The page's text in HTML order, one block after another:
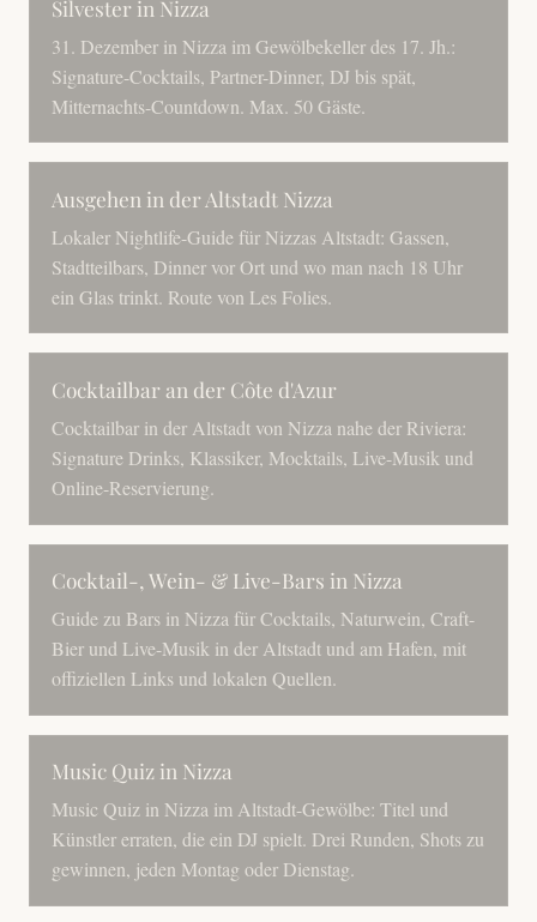
Silvester in Nizza
31. Dezember in Nizza im Gewölbekeller des 17. Jh.:
Signature-Cocktails, Partner-Dinner, DJ bis spät,
Mitternachts-Countdown. Max. 50 Gäste.
Ausgehen in der Altstadt Nizza
Lokaler Nightlife-Guide für Nizzas Altstadt: Gassen,
Stadtteilbars, Dinner vor Ort und wo man nach 18 Uhr
ein Glas trinkt. Route von Les Folies.
Cocktailbar an der Côte d'Azur
Cocktailbar in der Altstadt von Nizza nahe der Riviera:
Signature Drinks, Klassiker, Mocktails, Live-Musik und
Online-Reservierung.
Cocktail-, Wein- & Live-Bars in Nizza
Guide zu Bars in Nizza für Cocktails, Naturwein, Craft-
Bier und Live-Musik in der Altstadt und am Hafen, mit
offiziellen Links und lokalen Quellen.
Music Quiz in Nizza
Music Quiz in Nizza im Altstadt-Gewölbe: Titel und
Künstler erraten, die ein DJ spielt. Drei Runden, Shots zu
gewinnen, jeden Montag oder Dienstag.